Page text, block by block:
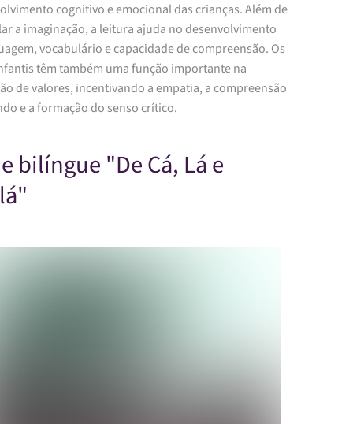
cognitivo e emocional das crianças. Além de
a imaginação, a leitura ajuda no desenvolvimento
vocabulário e capacidade de compreensão. Os
têm também uma função importante na
de valores, incentivando a empatia, a compreensão
e a formação do senso crítico.
bilíngue "De Cá, Lá e